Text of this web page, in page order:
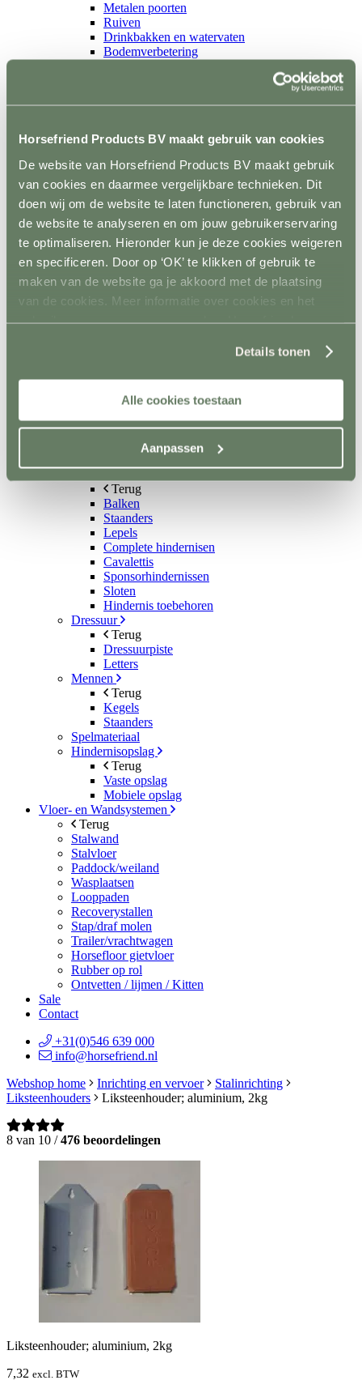
Horsefriend Products BV maakt gebruik van cookies
De website van Horsefriend Products BV maakt gebruik
van cookies en daarmee vergelijkbare technieken. Dit
doen wij om de website te laten functioneren, gebruik van
de website te analyseren en om jouw gebruikerservaring
te optimaliseren. Hieronder kun je deze cookies weigeren
en specificeren. Door op ‘OK’ te klikken of gebruik te
maken van de website ga je akkoord met de plaatsing
van de cookies. Meer informatie over cookies en het
gebruik van persoonsgegevens door Horsefriend
Details tonen
Alle cookies toestaan
Aanpassen
Metalen poorten
Ruiven
Drinkbakken en watervaten
Bodemverbetering
Wandafwerking
Verlichting
Bodembewerking
Opstijghulp
Ventilatoren
Terug
Mobiele ventilatoren
Inbouw ventilatoren
Conditie en gezondheid
Terug
Solaria
Stapmolens
Verzorgingsproducten
Lichttherapie
Stop kicking systeem
Terug
Balken
Staanders
Lepels
Complete hindernisen
Cavalettis
Sponsorhindernissen
Sloten
Hindernis toebehoren
Dressuur
Terug
Dressuurpiste
Letters
Mennen
Terug
Kegels
Staanders
Spelmateriaal
Hindernisopslag
Terug
Vaste opslag
Mobiele opslag
Vloer- en Wandsystemen
Terug
Stalwand
Stalvloer
Paddock/weiland
Wasplaatsen
Looppaden
Recoverystallen
Stap/draf molen
Trailer/vrachtwagen
Horsefloor gietvloer
Rubber op rol
Ontvetten / lijmen / Kitten
Sale
Contact
+31(0)546 639 000
info@horsefriend.nl
Webshop home
Inrichting en vervoer
Stalinrichting
Liksteenhouders
Liksteenhouder; aluminium, 2kg
8 van 10 /476 beoordelingen
Liksteenhouder; aluminium, 2kg
7,32 excl. BTW